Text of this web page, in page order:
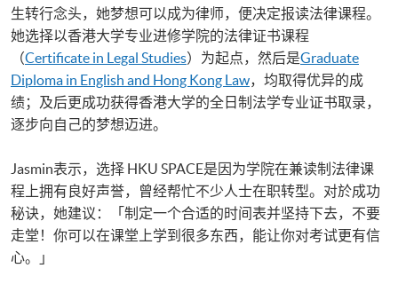
生转行念头，她梦想可以成为律师，便决定报读法律课程。
她选择以香港大学专业进修学院的法律证书课程
（Certificate in Legal Studies）为起点，然后是Graduate
Diploma in English and Hong Kong Law，均取得优异的成
绩；及后更成功获得香港大学的全日制法学专业证书取录，
逐步向自己的梦想迈进。
Jasmin表示，选择 HKU SPACE是因为学院在兼读制法律课
程上拥有良好声誉，曾经帮忙不少人士在职转型。对於成功
秘诀，她建议：「制定一个合适的时间表并坚持下去，不要
走堂！你可以在课堂上学到很多东西，能让你对考试更有信
心。」